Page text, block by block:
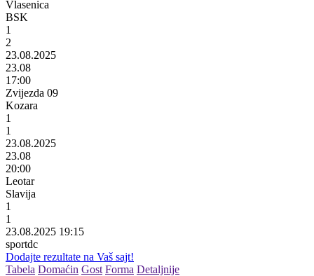
Vlasenica
BSK
1
2
23.08.2025
23.08
17:00
Zvijezda 09
Kozara
1
1
23.08.2025
23.08
20:00
Leotar
Slavija
1
1
23.08.2025 19:15
sportdc
Dodajte rezultate na Vaš sajt!
Tabela Domaćin Gost Forma Detaljnije